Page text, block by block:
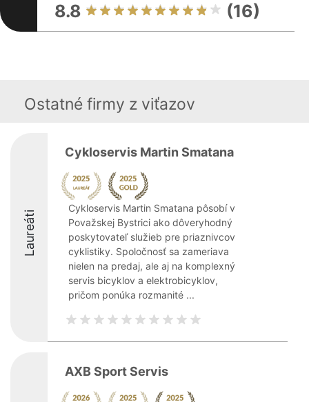
8.8 (16)
Ostatné firmy z viťazov
Laureáti
Cykloservis Martin Smatana
Cykloservis Martin Smatana pôsobí v
Považskej Bystrici ako dôveryhodný
poskytovateľ služieb pre priaznivcov
cyklistiky. Spoločnosť sa zameriava
nielen na predaj, ale aj na komplexný
servis bicyklov a elektrobicyklov,
pričom ponúka rozmanité ...
AXB Sport Servis